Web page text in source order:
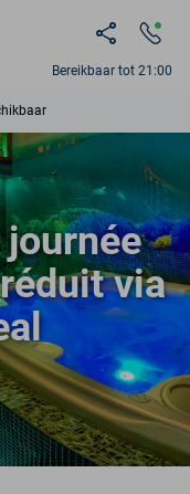
Bereikbaar tot 21:00
journée
via